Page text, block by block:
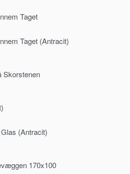
Taget
Taget (Antracit)
Skorstenen
(Antracit)
170x100